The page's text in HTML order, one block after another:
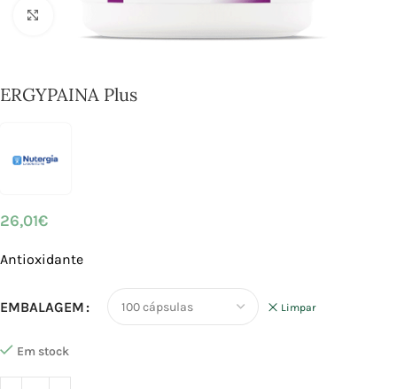
ERGYPAINA Plus
26,01€
Antioxidante
EMBALAGEM Limpar
Em stock